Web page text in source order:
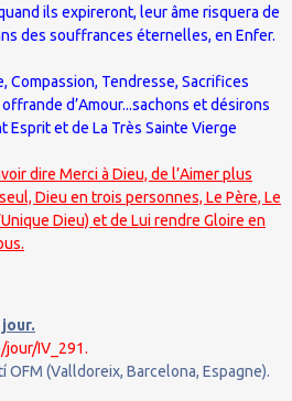
ils expireront, leur âme risquera de
des souffrances éternelles, en Enfer.
Compassion, Tendresse, Sacrifices
d’Amour...sachons et désirons
Esprit et de La Très Sainte Vierge
dire Merci à Dieu, de l’Aimer plus
Dieu en trois personnes, Le Père, Le
Dieu) et de Lui rendre Gloire en
IV_291.
OFM (Valldoreix, Barcelona, Espagne).